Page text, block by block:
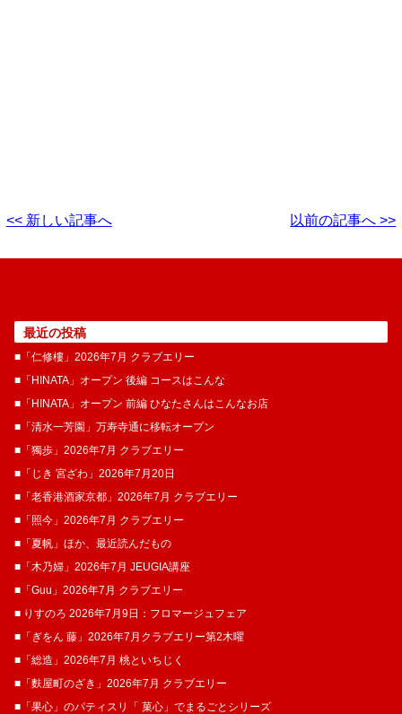
<< 新しい記事へ 以前の記事へ >>
最近の投稿
■「仁修樓」2026年7月 クラブエリー
■「HINATA」オープン 後編 コースはこんな
■「HINATA」オープン 前編 ひなたさんはこんなお店
■「清水一芳園」万寿寺通に移転オープン
■「獨歩」2026年7月 クラブエリー
■「じき 宮ざわ」2026年7月20日
■「老香港酒家京都」2026年7月 クラブエリー
■「照今」2026年7月 クラブエリー
■「夏帆」ほか、最近読んだもの
■「木乃婦」2026年7月 JEUGIA講座
■「Guu」2026年7月 クラブエリー
■ りすのろ 2026年7月9日：フロマージュフェア
■「ぎをん 藤」2026年7月クラブエリー第2木曜
■「総造」2026年7月 桃といちじく
■「麩屋町のざき」2026年7月 クラブエリー
■「果心」のパティスリ「 菓​心」でまるごとシリーズ